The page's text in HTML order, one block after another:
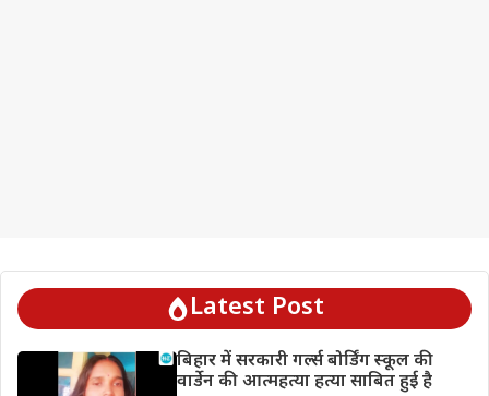
Latest Post
बिहार में सरकारी गर्ल्स बोर्डिंग स्कूल की
वार्डेन की आत्महत्या हत्या साबित हुई है